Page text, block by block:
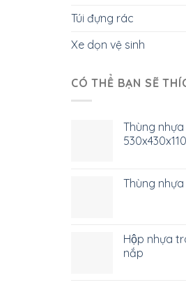
Túi đựng rác
Xe dọn vệ sinh
CÓ THỂ BẠN SẼ
Thùng
Thùng
Hộp nhựa
nắp